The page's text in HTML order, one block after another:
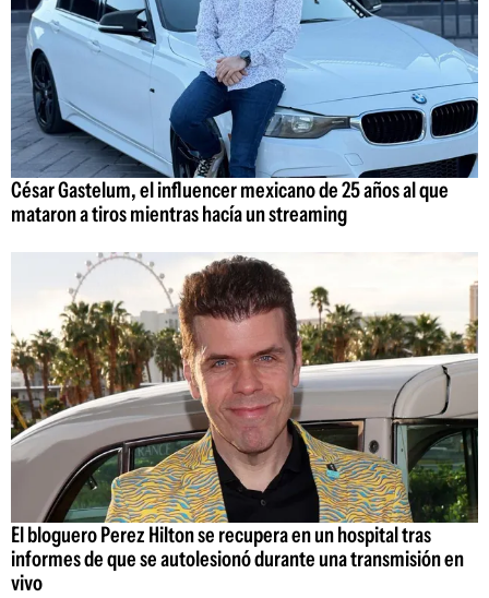
César Gastelum, el influencer mexicano de 25 años al que
mataron a tiros mientras hacía un streaming
El bloguero Perez Hilton se recupera en un hospital tras
informes de que se autolesionó durante una transmisión en
vivo